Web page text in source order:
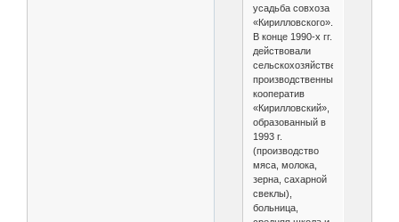
усадьба совхоза
«Кирилловского».
В конце 1990-х гг.
действовали
сельскохозяйственный
производственный
кооператив
«Кирилловский»,
образованный в
1993 г.
(производство
мяса, молока,
зерна, сахарной
свеклы),
больница,